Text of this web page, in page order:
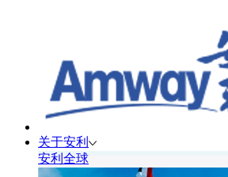
关于安利
安利全球